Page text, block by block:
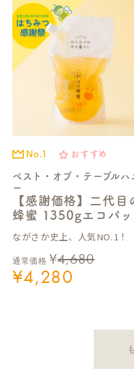
No.1 おすすめ
ベスト・オブ・テーブルハ
ー
【感謝価格】二代目
蜂蜜 1350gエコパッ
ながさか史上、人気NO.1！
通常価格 ¥4,680
¥4,280